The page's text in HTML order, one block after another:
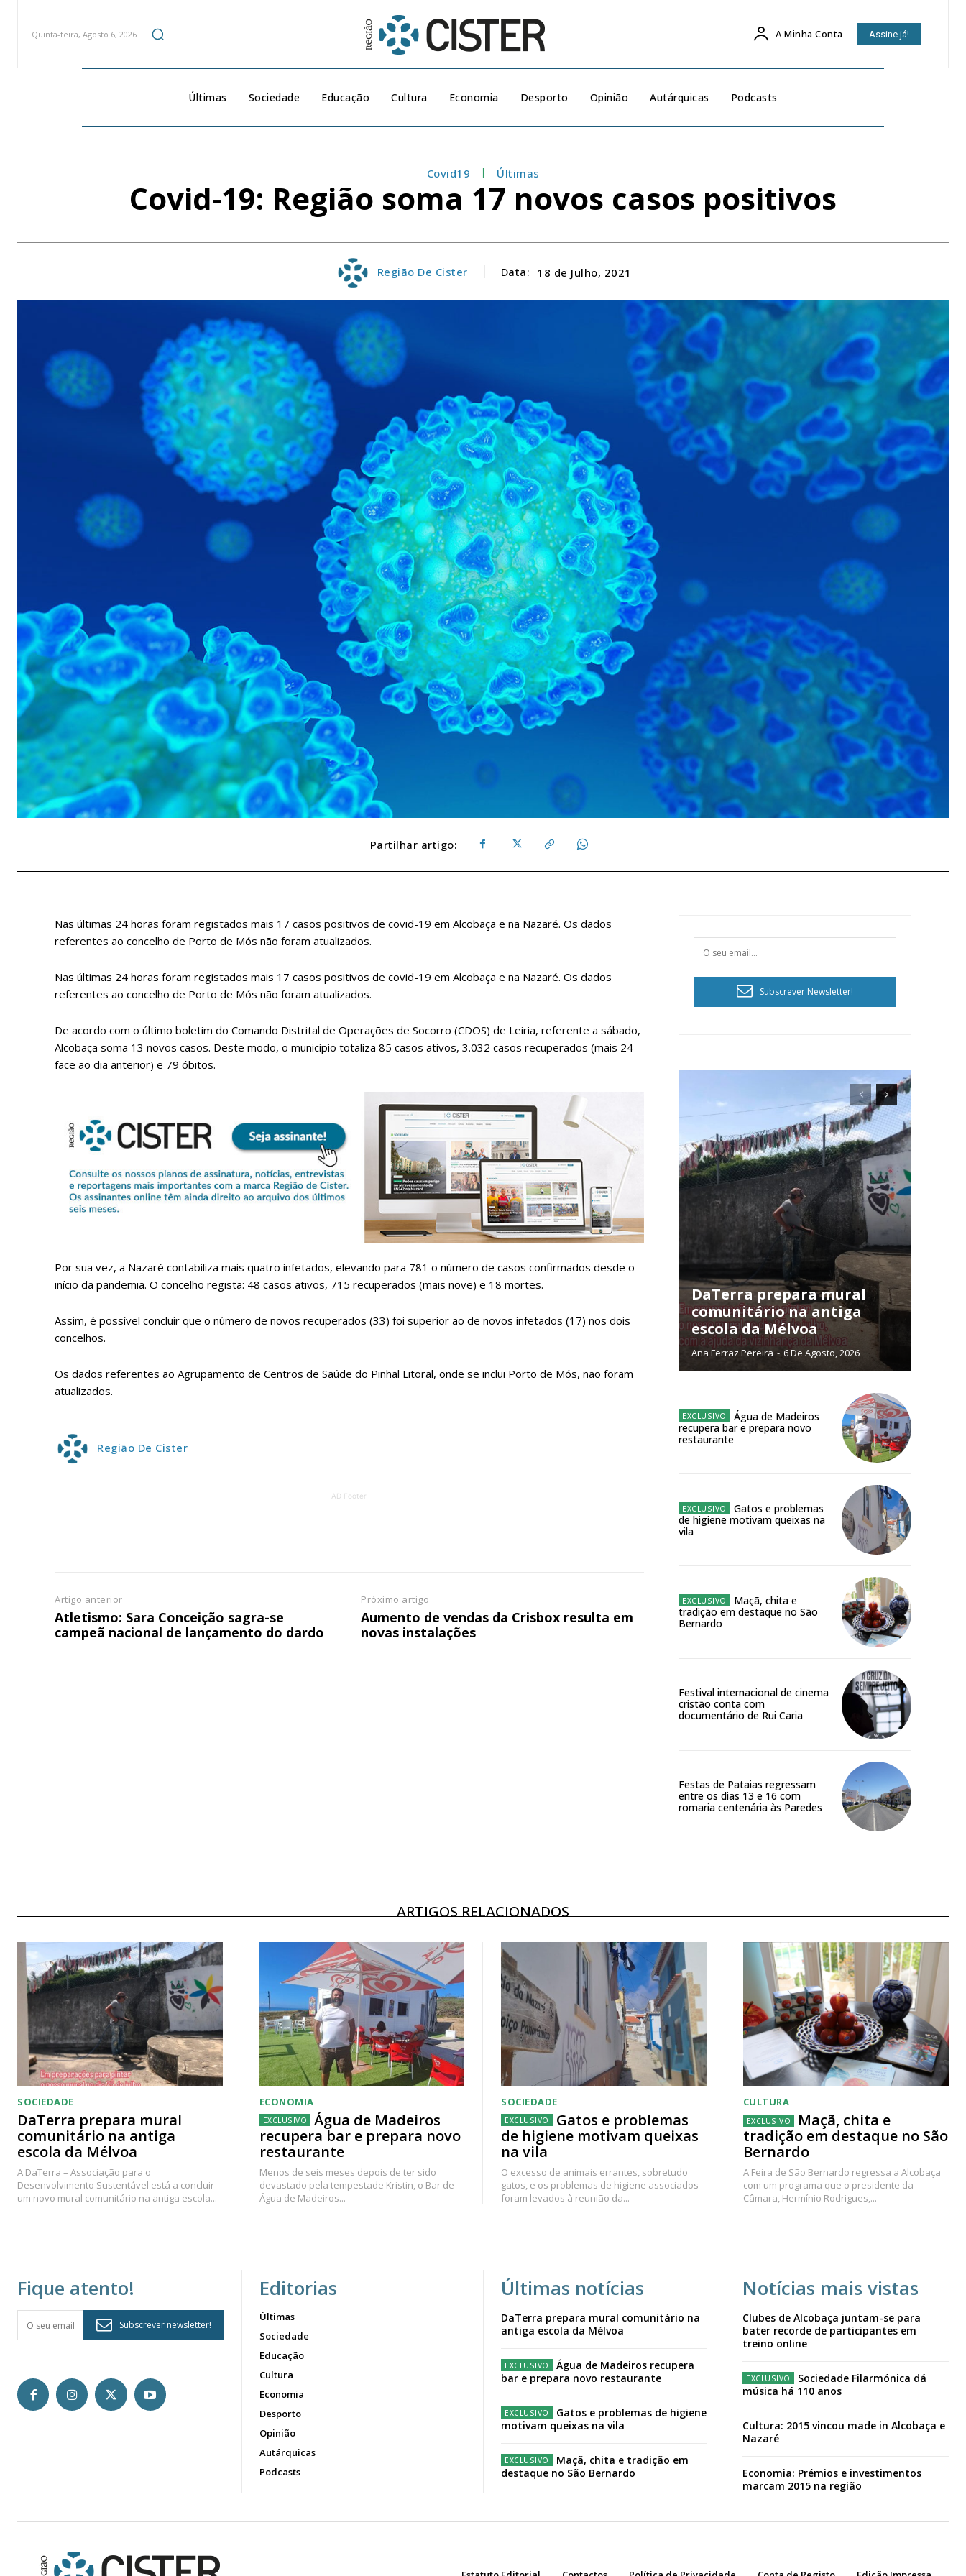
Planos de Assinatura
Faça-se assinante do Região de Cister e ajude-nos a manter este serviço público!
Sendo assinante terá acesso a todos os conteúdos exclusivos e versões digitais.
Escolha o plano de assinatura desejado:
ASSINATURA
32
12 meses
Ofertas para assinatura anual
ASSINATURA
DIGITAL ANUAL
12 meses
Acesso ao conteúdo online
Acesso aos conteúdos Exclusivos para
Quinta-feira, Agosto 6, 2026 A Minha Conta Assine já!
Últimas Sociedade Educação Cultura Economia Desporto Opinião Autárquicas Podcasts
Covid19 Últimas
Covid-19: Região soma 17 novos casos positivos
Região De Cister Data: 18 de Julho, 2021
Partilhar artigo:
Nas últimas 24 horas foram registados mais 17 casos positivos de covid-19 em Alcobaça e na Nazaré. Os dados
referentes ao concelho de Porto de Mós não foram atualizados.
Nas últimas 24 horas foram registados mais 17 casos positivos de covid-19 em Alcobaça e na Nazaré. Os dados
referentes ao concelho de Porto de Mós não foram atualizados.
De acordo com o último boletim do Comando Distrital de Operações de Socorro (CDOS) de Leiria, referente a sábado,
Alcobaça soma 13 novos casos. Deste modo, o município totaliza 85 casos ativos, 3.032 casos recuperados (mais 24
face ao dia anterior) e 79 óbitos.
Por sua vez, a Nazaré contabiliza mais quatro infetados, elevando para 781 o número de casos confirmados desde o
início da pandemia. O concelho regista: 48 casos ativos, 715 recuperados (mais nove) e 18 mortes.
Assim, é possível concluir que o número de novos recuperados (33) foi superior ao de novos infetados (17) nos dois
concelhos.
Os dados referentes ao Agrupamento de Centros de Saúde do Pinhal Litoral, onde se inclui Porto de Mós, não foram
atualizados.
Região De Cister
AD Footer
Artigo anterior
Atletismo: Sara Conceição sagra-se
campeã nacional de lançamento do dardo
Próximo artigo
Aumento de vendas da Crisbox resulta em
novas instalações
Subscrever Newsletter!
DaTerra prepara mural
comunitário na antiga
escola da Mélvoa
Ana Ferraz Pereira - 6 De Agosto, 2026
Água de Madeiros
recupera bar e prepara novo
restaurante
Gatos e problemas
de higiene motivam queixas na
vila
Maçã, chita e
tradição em destaque no São
Bernardo
Festival internacional de cinema
cristão conta com
documentário de Rui Caria
Festas de Pataias regressam
entre os dias 13 e 16 com
romaria centenária às Paredes
ARTIGOS RELACIONADOS
SOCIEDADE
DaTerra prepara mural
comunitário na antiga
escola da Mélvoa
A DaTerra – Associação para o
Desenvolvimento Sustentável está a concluir
um novo mural comunitário na antiga escola...
ECONOMIA
Água de Madeiros
recupera bar e prepara novo
restaurante
Menos de seis meses depois de ter sido
devastado pela tempestade Kristin, o Bar de
Água de Madeiros...
SOCIEDADE
Gatos e problemas
de higiene motivam queixas
na vila
O excesso de animais errantes, sobretudo
gatos, e os problemas de higiene associados
foram levados à reunião da...
CULTURA
Maçã, chita e
tradição em destaque no São
Bernardo
A Feira de São Bernardo regressa a Alcobaça
com um programa que o presidente da
Câmara, Hermínio Rodrigues,...
Fique atento!
Subscrever newsletter!
Editorias
Últimas
Sociedade
Educação
Cultura
Economia
Desporto
Opinião
Autárquicas
Podcasts
Últimas notícias
DaTerra prepara mural comunitário na
antiga escola da Mélvoa
Água de Madeiros recupera
bar e prepara novo restaurante
Gatos e problemas de higiene
motivam queixas na vila
Maçã, chita e tradição em
destaque no São Bernardo
Notícias mais vistas
Clubes de Alcobaça juntam-se para
bater recorde de participantes em
treino online
Sociedade Filarmónica dá
música há 110 anos
Cultura: 2015 vincou made in Alcobaça e
Nazaré
Economia: Prémios e investimentos
marcam 2015 na região